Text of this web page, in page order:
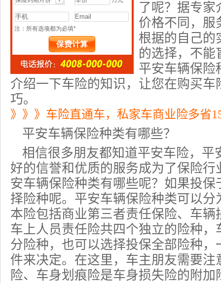
了呢？据专家
价格不同，服
根据的自己的
的选择，不能
平安车辆保险
介绍一下车险的知识，让您在购买
巧。
》》》车险直通车，私家车商业险多省
平安车辆保险种类有哪些？
相信很多朋友都知道平安车险，平
好的信誉和优质的服务成为了保险
安车辆保险种类有哪些呢？如果投
择险种呢。平安车辆保险种类可以
本险包括商业第三者责任保险、车
车上人员责任险共四个独立的险种
分险种，也可以选择投保全部险种
件来决定。在这里，车主朋友需要
险、车身划痕险是车身损失险的附加